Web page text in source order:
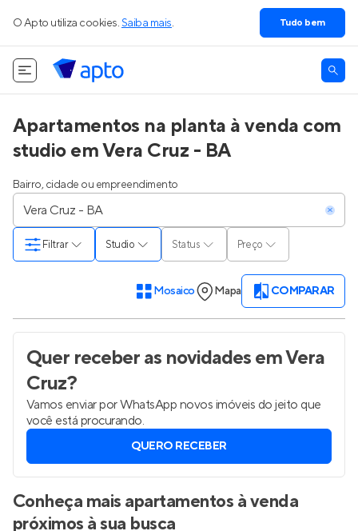
O Apto utiliza cookies. Saiba mais. Tudo bem
Apartamentos na planta à venda com
studio em Vera Cruz - BA
Bairro, cidade ou empreendimento
Studio Status Preço
Filtrar
Mosaico Mapa COMPARAR
Quer receber as novidadesem Vera
Cruz?
Vamos enviar por WhatsApp novos imóveis do jeito que
você está procurando.
QUERO RECEBER
Conheça mais apartamentos à venda
próximos à sua busca